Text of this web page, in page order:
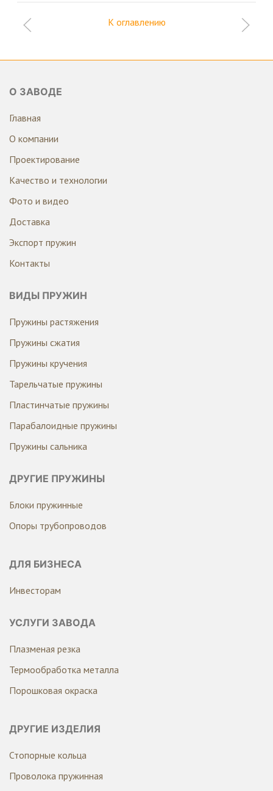
К оглавлению
О ЗАВОДЕ
Главная
О компании
Проектирование
Качество и технологии
Фото и видео
Доставка
Экспорт пружин
Контакты
ВИДЫ ПРУЖИН
Пружины растяжения
Пружины сжатия
Пружины кручения
Тарельчатые пружины
Пластинчатые пружины
Парабалоидные пружины
Пружины сальника
ДРУГИЕ ПРУЖИНЫ
Блоки пружинные
Опоры трубопроводов
ДЛЯ БИЗНЕСА
Инвесторам
УСЛУГИ ЗАВОДА
Плазменая резка
Термообработка металла
Порошковая окраска
ДРУГИЕ ИЗДЕЛИЯ
Стопорные кольца
Проволока пружинная